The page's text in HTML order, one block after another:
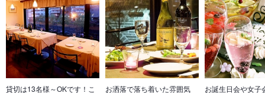
貸切は13名様～OKです！こ お洒落で落ち着いた雰囲気 お誕生日会や女子